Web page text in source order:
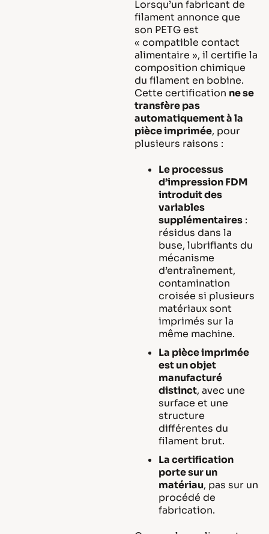
Lorsqu’un fabricant de
filament annonce que
son PETG est
« compatible contact
alimentaire », il certifie la
composition chimique
du filament en bobine.
Cette certification ne se
transfère pas
automatiquement à la
pièce imprimée, pour
plusieurs raisons :
Le processus
d’impression FDM
introduit des
variables
supplémentaires :
résidus dans la
buse, lubrifiants du
mécanisme
d’entraînement,
contamination
croisée si plusieurs
matériaux sont
imprimés sur la
même machine.
La pièce imprimée
est un objet
manufacturé
distinct, avec une
surface et une
structure
différentes du
filament brut.
La certification
porte sur un
matériau, pas sur un
procédé de
fabrication.